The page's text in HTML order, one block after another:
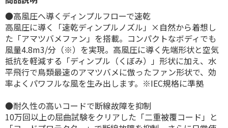
●高風圧へ導くディンプルフローで速乾
高風圧に導く「速乾ディンプルノズル」×自然から着想し
た「アマツバメファン」を搭載。コンパクトなボディでも
風量4.8m3/分（※）を実現。高風圧に導く先端形状と空気
抵抗を軽減する「ディンプル（くぼみ）」形状に加え、水
平飛行で鳥類最速のアマツバメに倣ったファン形状で、効
率よくパワフルな風を生み出します。※IEC規格に準拠
●耐久性の高いコードで断線故障を抑制
10万回以上の屈曲試験をクリアした「二重被覆コード」と